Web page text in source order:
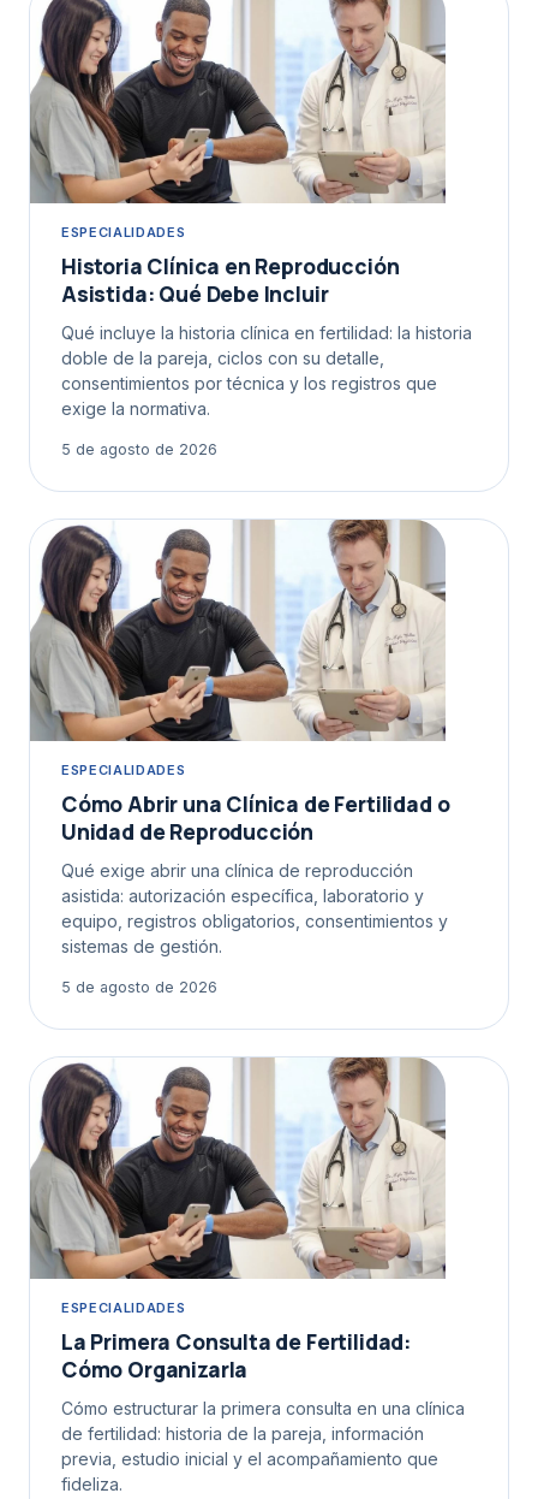
ESPECIALIDADES
Historia Clínica en Reproducción
Asistida: Qué Debe Incluir
Qué incluye la historia clínica en fertilidad: la historia
doble de la pareja, ciclos con su detalle,
consentimientos por técnica y los registros que
exige la normativa.
5 de agosto de 2026
ESPECIALIDADES
Cómo Abrir una Clínica de Fertilidad o
Unidad de Reproducción
Qué exige abrir una clínica de reproducción
asistida: autorización específica, laboratorio y
equipo, registros obligatorios, consentimientos y
sistemas de gestión.
5 de agosto de 2026
ESPECIALIDADES
La Primera Consulta de Fertilidad:
Cómo Organizarla
Cómo estructurar la primera consulta en una clínica
de fertilidad: historia de la pareja, información
previa, estudio inicial y el acompañamiento que
fideliza.